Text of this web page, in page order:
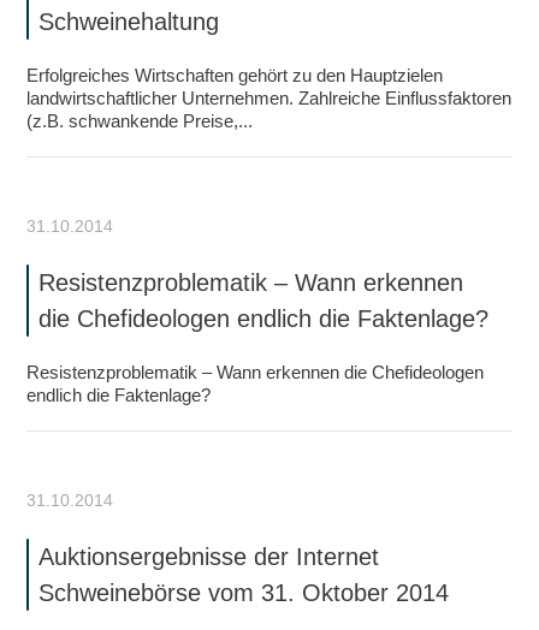
Schweinehaltung
Erfolgreiches Wirtschaften gehört zu den Hauptzielen
landwirtschaftlicher Unternehmen. Zahlreiche Einflussfaktoren
(z.B. schwankende Preise,...
31.10.2014
Resistenzproblematik – Wann erkennen
die Chefideologen endlich die Faktenlage?
Resistenzproblematik – Wann erkennen die Chefideologen
endlich die Faktenlage?
31.10.2014
Auktionsergebnisse der Internet
Schweinebörse vom 31. Oktober 2014